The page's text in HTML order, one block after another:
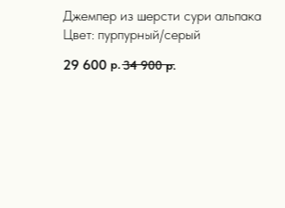
Джемпер из шерсти сури альпака
Цвет: пурпурный/серый
29 600 р.34 900 р.